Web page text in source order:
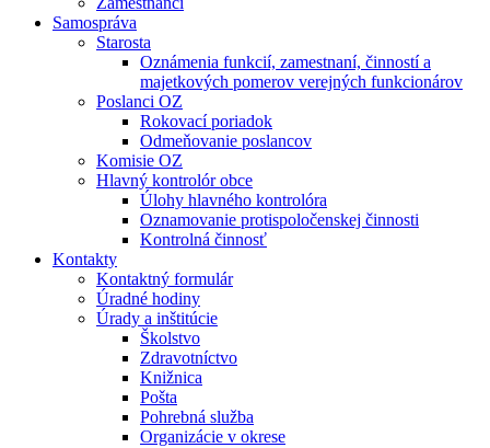
Samospráva
Starosta
Oznámenia funkcií, zamestnaní, činností a
majetkových pomerov verejných funkcionárov
Poslanci OZ
Rokovací poriadok
Odmeňovanie poslancov
Komisie OZ
Hlavný kontrolór obce
Úlohy hlavného kontrolóra
Oznamovanie protispoločenskej činnosti
Kontrolná činnosť
Kontakty
Kontaktný formulár
Úradné hodiny
Úrady a inštitúcie
Školstvo
Zdravotníctvo
Knižnica
Pošta
Pohrebná služba
Organizácie v okrese